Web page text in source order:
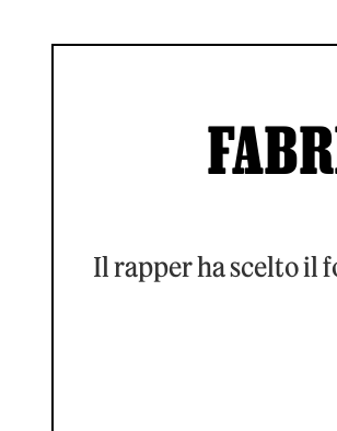
Il rapper ha scelto il